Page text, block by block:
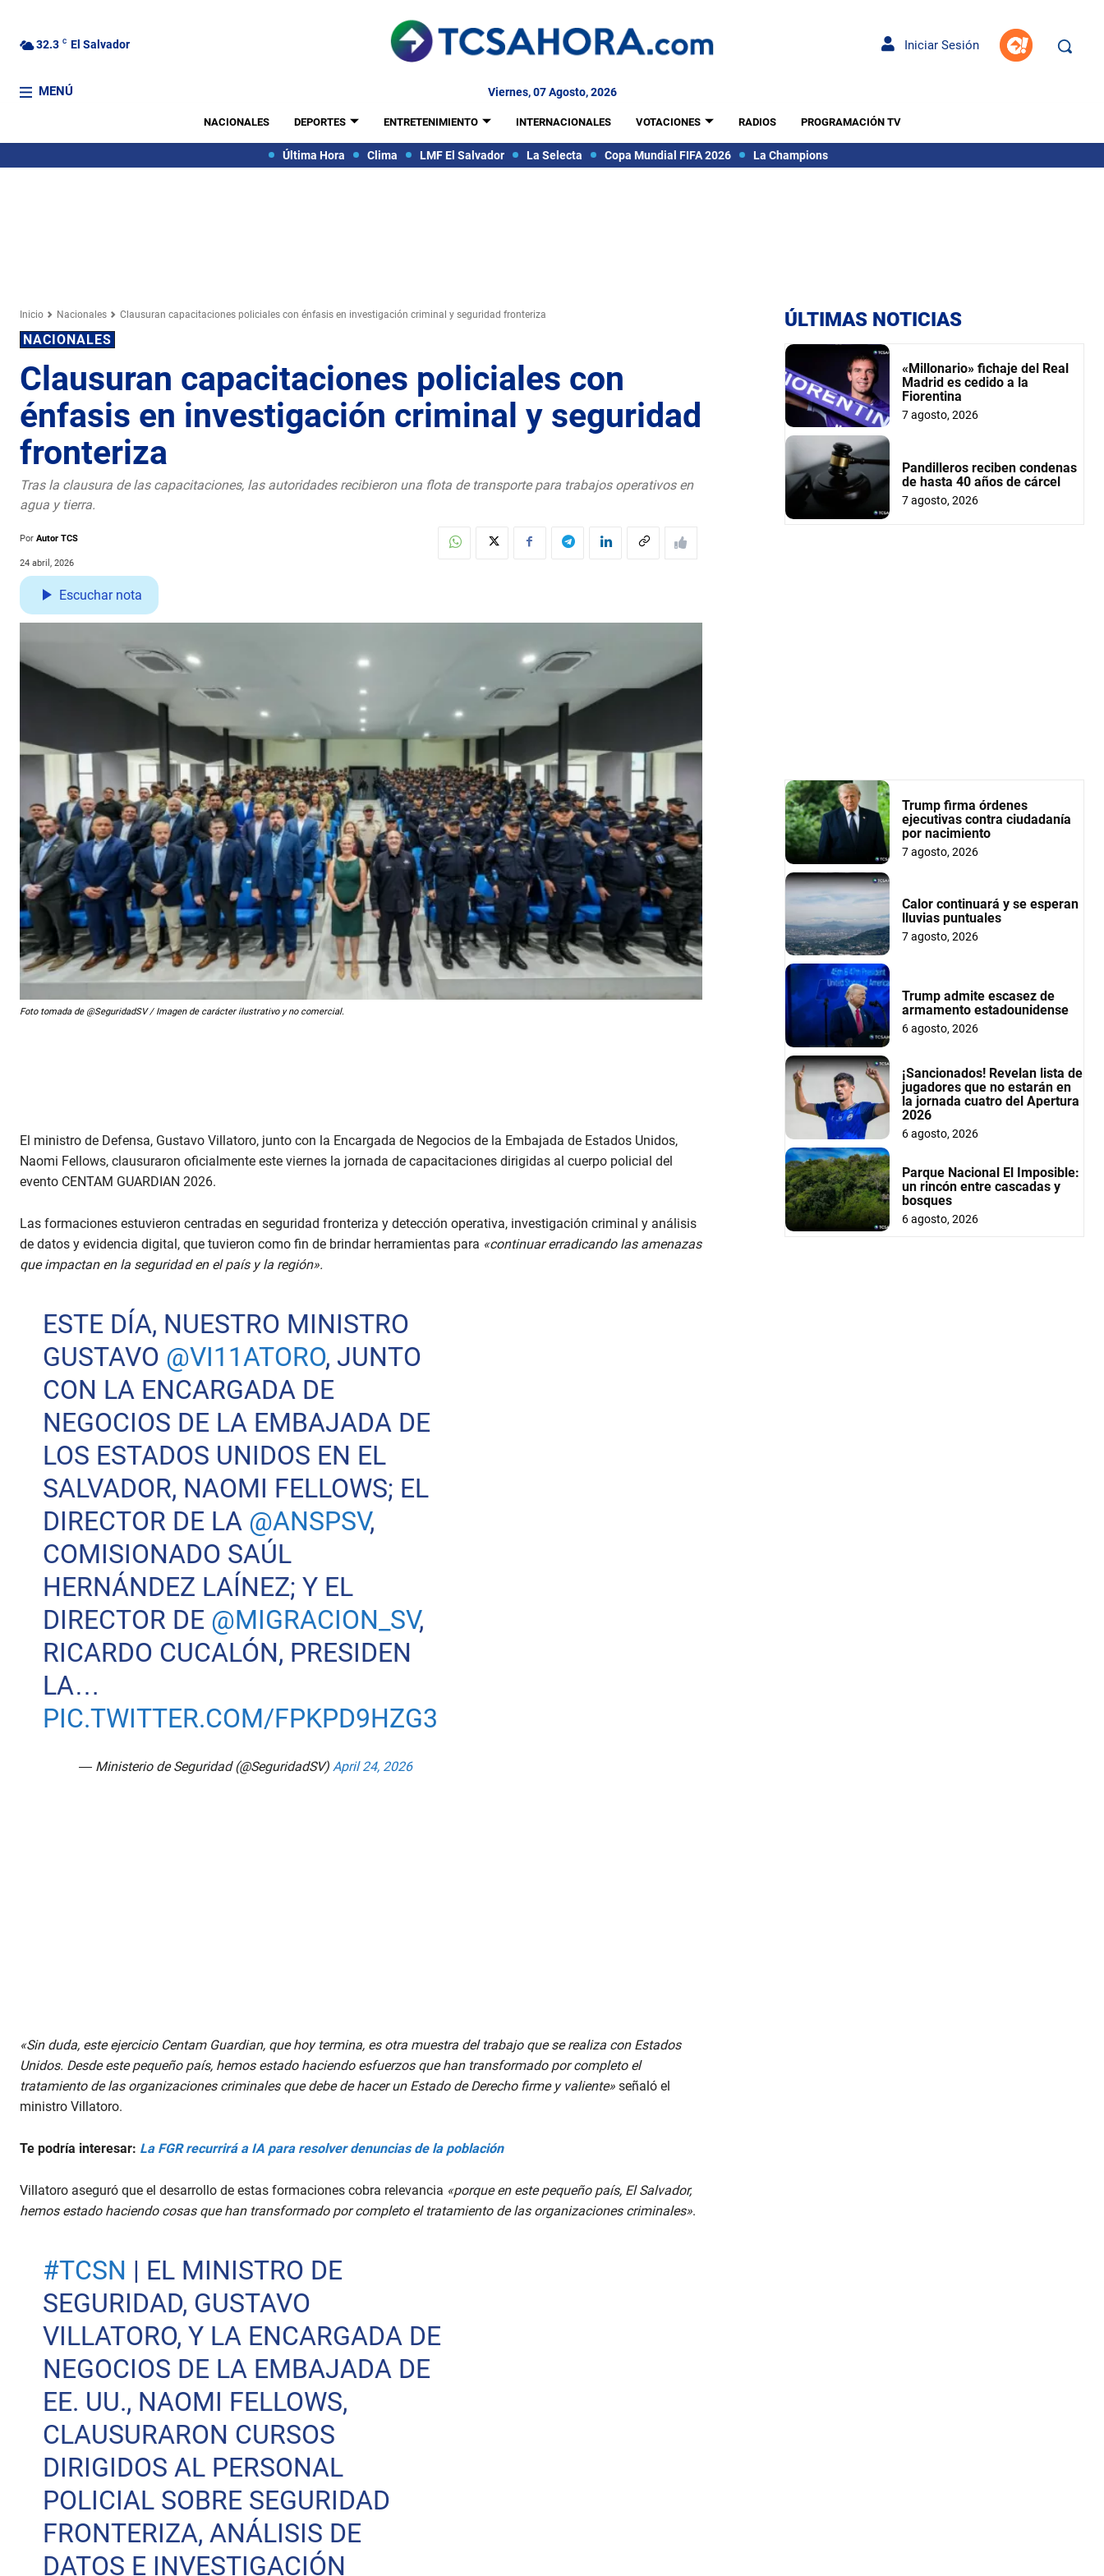
32.3 C El Salvador Iniciar Sesión
MENÚ Viernes, 07 Agosto, 2026
NACIONALES DEPORTES ENTRETENIMIENTO INTERNACIONALES VOTACIONES RADIOS PROGRAMACIÓN TV
Última Hora Clima LMF El Salvador La Selecta Copa Mundial FIFA 2026 La Champions
Inicio Nacionales Clausuran capacitaciones policiales con énfasis en investigación criminal y seguridad fronteriza
NACIONALES
Clausuran capacitaciones policiales con
énfasis en investigación criminal y seguridad
fronteriza
Tras la clausura de las capacitaciones, las autoridades recibieron una flota de transporte para trabajos operativos en
agua y tierra.
Por Autor TCS
24 abril, 2026
Escuchar nota
Foto tomada de @SeguridadSV / Imagen de carácter ilustrativo y no comercial.
El ministro de Defensa, Gustavo Villatoro, junto con la Encargada de Negocios de la Embajada de Estados Unidos,
Naomi Fellows, clausuraron oficialmente este viernes la jornada de capacitaciones dirigidas al cuerpo policial del
evento CENTAM GUARDIAN 2026.
Las formaciones estuvieron centradas en seguridad fronteriza y detección operativa, investigación criminal y análisis
de datos y evidencia digital, que tuvieron como fin de brindar herramientas para «continuar erradicando las amenazas
que impactan en la seguridad en el país y la región».
ESTE DÍA, NUESTRO MINISTRO
GUSTAVO @VI11ATORO, JUNTO
CON LA ENCARGADA DE
NEGOCIOS DE LA EMBAJADA DE
LOS ESTADOS UNIDOS EN EL
SALVADOR, NAOMI FELLOWS; EL
DIRECTOR DE LA @ANSPSV,
COMISIONADO SAÚL
HERNÁNDEZ LAÍNEZ; Y EL
DIRECTOR DE @MIGRACION_SV,
RICARDO CUCALÓN, PRESIDEN
LA…
PIC.TWITTER.COM/FPKPD9HZG3
— Ministerio de Seguridad (@SeguridadSV) April 24, 2026
«Sin duda, este ejercicio Centam Guardian, que hoy termina, es otra muestra del trabajo que se realiza con Estados
Unidos. Desde este pequeño país, hemos estado haciendo esfuerzos que han transformado por completo el
tratamiento de las organizaciones criminales que debe de hacer un Estado de Derecho firme y valiente» señaló el
ministro Villatoro.
Te podría interesar: La FGR recurrirá a IA para resolver denuncias de la población
Villatoro aseguró que el desarrollo de estas formaciones cobra relevancia «porque en este pequeño país, El Salvador,
hemos estado haciendo cosas que han transformado por completo el tratamiento de las organizaciones criminales».
#TCSN | EL MINISTRO DE
SEGURIDAD, GUSTAVO
VILLATORO, Y LA ENCARGADA DE
NEGOCIOS DE LA EMBAJADA DE
EE. UU., NAOMI FELLOWS,
CLAUSURARON CURSOS
DIRIGIDOS AL PERSONAL
POLICIAL SOBRE SEGURIDAD
FRONTERIZA, ANÁLISIS DE
DATOS E INVESTIGACIÓN
ÚLTIMAS NOTICIAS
«Millonario» fichaje del Real
Madrid es cedido a la
Fiorentina
7 agosto, 2026
Pandilleros reciben condenas
de hasta 40 años de cárcel
7 agosto, 2026
Trump firma órdenes
ejecutivas contra ciudadanía
por nacimiento
7 agosto, 2026
Calor continuará y se esperan
lluvias puntuales
7 agosto, 2026
Trump admite escasez de
armamento estadounidense
6 agosto, 2026
¡Sancionados! Revelan lista de
jugadores que no estarán en
la jornada cuatro del Apertura
2026
6 agosto, 2026
Parque Nacional El Imposible:
un rincón entre cascadas y
bosques
6 agosto, 2026